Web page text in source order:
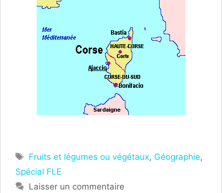
Étiquettes
Fruits et légumes ou végétaux, Géographie,
Spécial FLE
Laisser un commentaire